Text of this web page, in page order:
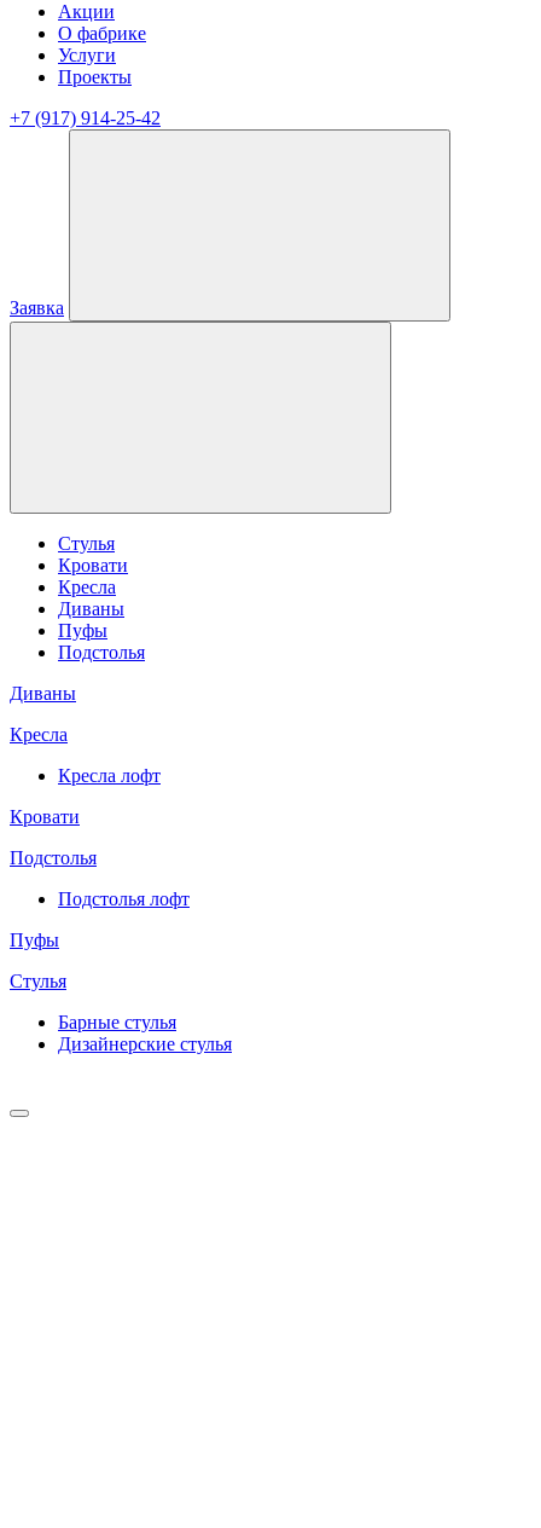
Акции
О фабрике
Услуги
Проекты
+7 (917) 914-25-42
Заявка
Стулья
Кровати
Кресла
Диваны
Пуфы
Подстолья
Диваны
Кресла
Кресла лофт
Кровати
Подстолья
Подстолья лофт
Пуфы
Стулья
Барные cтулья
Дизайнерские cтулья